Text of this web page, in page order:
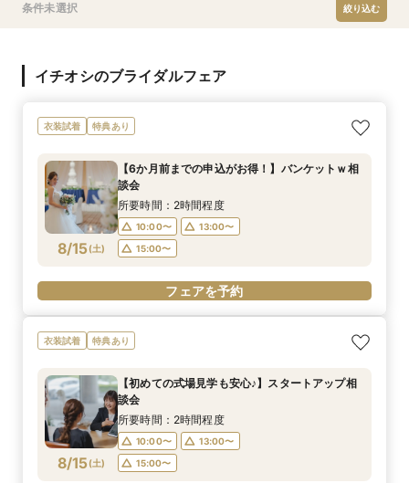
条件未選択 絞り込む
イチオシのブライダルフェア
衣装試着 特典あり
8/15(土)
【6か月前までの申込がお得！】バンケットｗ相
談会
所要時間：2時間程度
10:00〜
13:00〜
15:00〜
フェアを予約
衣装試着 特典あり
8/15(土)
【初めての式場見学も安心♪】スタートアップ相
談会
所要時間：2時間程度
10:00〜
13:00〜
15:00〜